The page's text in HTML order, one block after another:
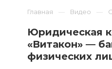
Главная Видео
Юридическая
«Витакон» —
физических